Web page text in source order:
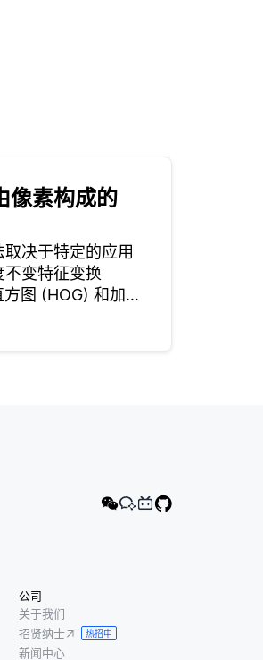
像素构成的
决于特定的应用
变特征变换
图 (HOG) 和加速
的经典方法可有
公司
关于我们
招贤纳士
热招中
新闻中心